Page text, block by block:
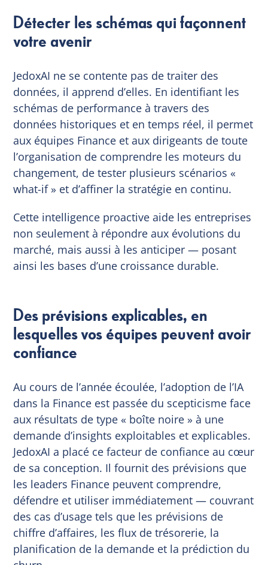
Détecter les schémas qui façonnent
votre avenir
JedoxAI ne se contente pas de traiter des
données, il apprend d’elles. En identifiant les
schémas de performance à travers des
données historiques et en temps réel, il permet
aux équipes Finance et aux dirigeants de toute
l’organisation de comprendre les moteurs du
changement, de tester plusieurs scénarios «
what-if » et d’affiner la stratégie en continu.
Cette intelligence proactive aide les entreprises
non seulement à répondre aux évolutions du
marché, mais aussi à les anticiper — posant
ainsi les bases d’une croissance durable.
Des prévisions explicables, en
lesquelles vos équipes peuvent avoir
confiance
Au cours de l’année écoulée, l’adoption de l’IA
dans la Finance est passée du scepticisme face
aux résultats de type « boîte noire » à une
demande d’insights exploitables et explicables.
JedoxAI a placé ce facteur de confiance au cœur
de sa conception. Il fournit des prévisions que
les leaders Finance peuvent comprendre,
défendre et utiliser immédiatement — couvrant
des cas d’usage tels que les prévisions de
chiffre d’affaires, les flux de trésorerie, la
planification de la demande et la prédiction du